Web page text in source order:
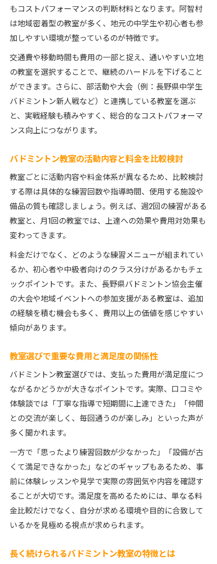
料金と指導内容を比較するためのチェック
方法
長野県中学生向け教室も料金で選ぶ時代
大会実績とコストパフォーマンスの関係性
教室の費用と活動内容を比較して賢く選ぼう
バドミントン教室の活動頻度と費用をしっ
かり比較
教室ごとの活動内容と料金の違いを解説
大会参加や練習量も考慮した選択方法
バドミントン教室の総費用と満足度を見比
べる
無理なく続けるためのバドミントン教室選び方
継続しやすいバドミントン教室の条件とは
費用が負担にならない教室探しの考え方
バドミントン教室の月謝と活動日に注目し
よう
学校や部活と両立できる教室選びのコツ
大会費用も考慮した無理のない教室選択
快適なバドミントンライフへ費用対効果も重視
バドミントン教室選びで得られる快適な環
費用対効果を重視した教室選びの秘訣
満足度の高いバドミントン教室の条件
活動のしやすさと費用の両立で長続き
阿智村で快適なバドミントンライフを実現
もコストパフォーマンスの判断材料となります。阿智村
は地域密着型の教室が多く、地元の中学生や初心者も参
加しやすい環境が整っているのが特徴です。
交通費や移動時間も費用の一部と捉え、通いやすい立地
の教室を選択することで、継続のハードルを下げること
ができます。さらに、部活動や大会（例：長野県中学生
バドミントン新人戦など）と連携している教室を選ぶ
と、実戦経験も積みやすく、総合的なコストパフォーマ
ンス向上につながります。
バドミントン教室の活動内容と料金を比較検討
教室ごとに活動内容や料金体系が異なるため、比較検討
する際は具体的な練習回数や指導時間、使用する施設や
備品の質も確認しましょう。例えば、週2回の練習がある
教室と、月1回の教室では、上達への効果や費用対効果も
変わってきます。
料金だけでなく、どのような練習メニューが組まれてい
るか、初心者や中級者向けのクラス分けがあるかもチェ
ックポイントです。また、長野県バドミントン協会主催
の大会や地域イベントへの参加支援がある教室は、追加
の経験を積む機会も多く、費用以上の価値を感じやすい
傾向があります。
教室選びで重要な費用と満足度の関係性
バドミントン教室選びでは、支払った費用が満足度につ
ながるかどうかが大きなポイントです。実際、口コミや
体験談では「丁寧な指導で短期間に上達できた」「仲間
との交流が楽しく、毎回通うのが楽しみ」といった声が
多く聞かれます。
一方で「思ったより練習回数が少なかった」「設備が古
くて満足できなかった」などのギャップもあるため、事
前に体験レッスンや見学で実際の雰囲気や内容を確認す
ることが大切です。満足度を高めるためには、単なる料
金比較だけでなく、自分が求める環境や目的に合致して
いるかを見極める視点が求められます。
長く続けられるバドミントン教室の特徴とは